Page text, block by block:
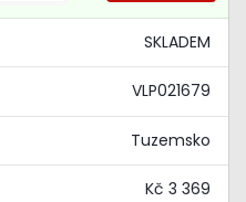
SKLADEM
VLP021679
Tuzemsko
Kč 3 369